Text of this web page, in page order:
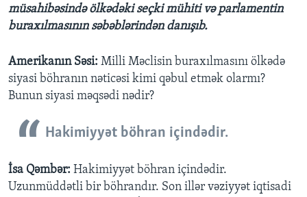
müsahibəsində ölkədəki seçki mühiti və parlamentin
buraxılmasının səbəblərindən danışıb.
Amerikanın Səsi: Milli Məclisin buraxılmasını ölkədə
siyasi böhranın nəticəsi kimi qəbul etmək olarmı?
Bunun siyasi məqsədi nədir?
Hakimiyyət böhran içindədir.
İsa Qəmbər: Hakimiyyət böhran içindədir.
Uzunmüddətli bir böhrandır. Son illər vəziyyət iqtisadi